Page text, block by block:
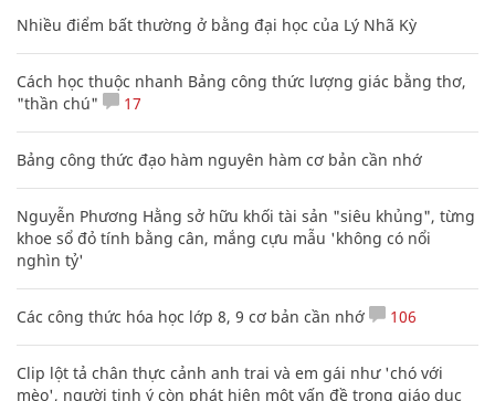
Nhiều điểm bất thường ở bằng đại học của Lý Nhã Kỳ
Cách học thuộc nhanh Bảng công thức lượng giác bằng thơ,
"thần chú"
17
Bảng công thức đạo hàm nguyên hàm cơ bản cần nhớ
Nguyễn Phương Hằng sở hữu khối tài sản "siêu khủng", từng
khoe sổ đỏ tính bằng cân, mắng cựu mẫu 'không có nổi
nghìn tỷ'
Các công thức hóa học lớp 8, 9 cơ bản cần nhớ 106
Clip lột tả chân thực cảnh anh trai và em gái như 'chó với
mèo', người tinh ý còn phát hiện một vấn đề trong giáo dục